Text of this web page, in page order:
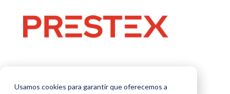
Usamos cookies para garantir que oferecemos a